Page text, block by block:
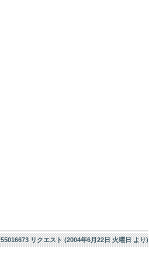
55016673 リクエスト (2004年6月22日 火曜日 より)